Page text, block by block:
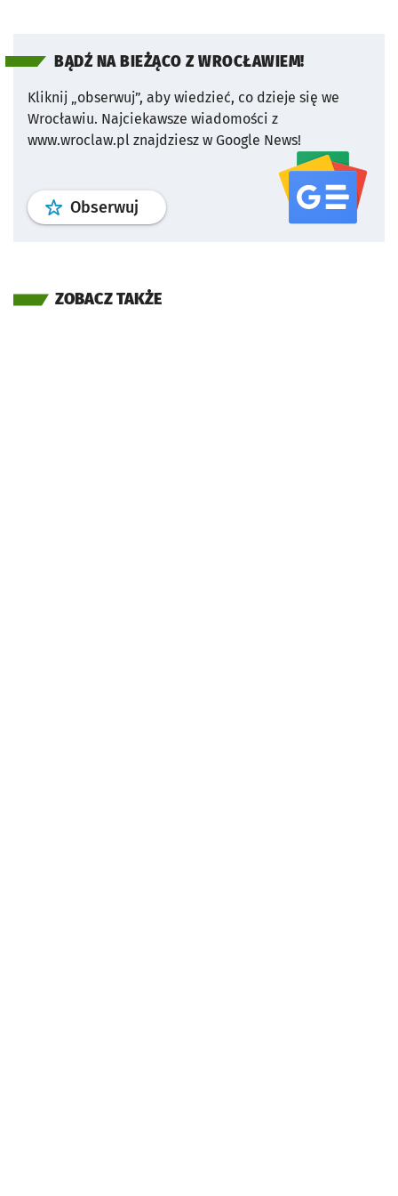
BĄDŹ NA BIEŻĄCO Z WROCŁAWIEM!
Kliknij „obserwuj”, aby wiedzieć, co dzieje się we
Wrocławiu. Najciekawsze wiadomości z
www.wroclaw.pl znajdziesz w Google News!
Obserwuj profil serwisu
ZOBACZ TAKŻE